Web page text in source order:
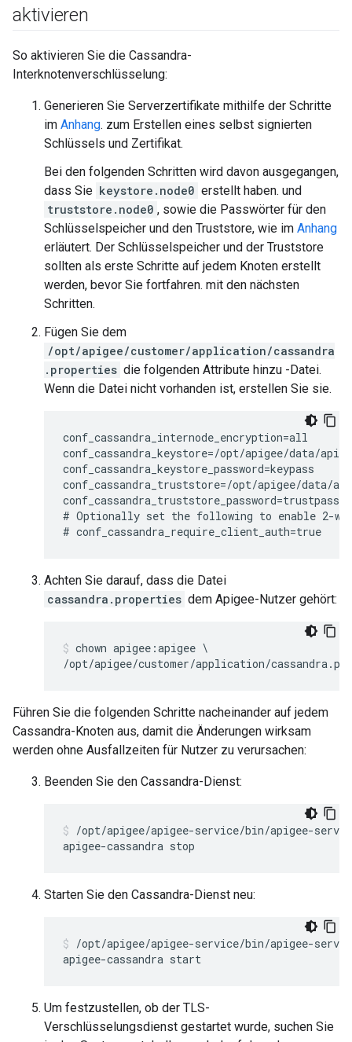
aktivieren
So aktivieren Sie die Cassandra-
Interknotenverschlüsselung:
Generieren Sie Serverzertifikate mithilfe der Schritte
im Anhang. zum Erstellen eines selbst signierten
Schlüssels und Zertifikat.
Bei den folgenden Schritten wird davon ausgegangen,
dass Sie keystore.node0 erstellt haben. und
truststore.node0 , sowie die Passwörter für den
Schlüsselspeicher und den Truststore, wie im Anhang
erläutert. Der Schlüsselspeicher und der Truststore
sollten als erste Schritte auf jedem Knoten erstellt
werden, bevor Sie fortfahren. mit den nächsten
Schritten.
Fügen Sie dem
/opt/apigee/customer/application/cassandra
.properties die folgenden Attribute hinzu -Datei.
Wenn die Datei nicht vorhanden ist, erstellen Sie sie.
conf_cassandra_internode_encryption=all
conf_cassandra_keystore=/opt/apigee/data/
conf_cassandra_keystore_password=keypass
conf_cassandra_truststore=/opt/apigee/data/
conf_cassandra_truststore_password=trustpass
# Optionally set the following to enable 2-
# conf_cassandra_require_client_auth=true
Achten Sie darauf, dass die Datei
cassandra.properties dem Apigee-Nutzer gehört:
chown apigee:apigee \
/opt/apigee/customer/application/
Führen Sie die folgenden Schritte nacheinander auf jedem
Cassandra-Knoten aus, damit die Änderungen wirksam
werden ohne Ausfallzeiten für Nutzer zu verursachen:
Beenden Sie den Cassandra-Dienst:
/opt/apigee/apigee-service/bin/apigee-
apigee-cassandra stop
Starten Sie den Cassandra-Dienst neu:
/opt/apigee/apigee-service/bin/apigee-
apigee-cassandra start
Um festzustellen, ob der TLS-
Verschlüsselungsdienst gestartet wurde, suchen Sie